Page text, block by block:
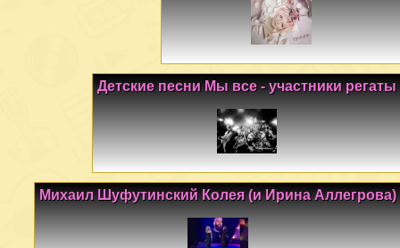
Детские песни Мы все - участники регаты
Михаил Шуфутинский Колея (и Ирина Аллегрова)